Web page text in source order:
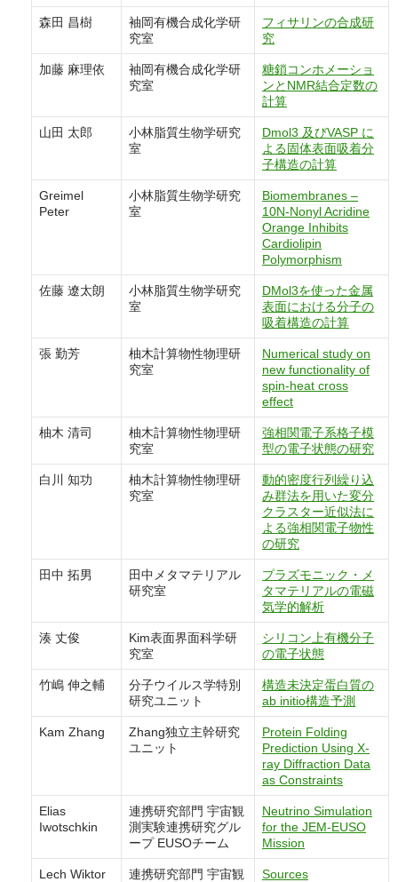
森田 昌樹
袖岡有機合成化学研
究室
フィサリンの合成研
究
加藤 麻理依
袖岡有機合成化学研
究室
糖鎖コンホメーショ
ンとNMR結合定数の
計算
山田 太郎
小林脂質生物学研究
室
Dmol3 及びVASP に
よる固体表面吸着分
子構造の計算
Greimel
Peter
小林脂質生物学研究
室
Biomembranes –
10N-Nonyl Acridine
Orange Inhibits
Cardiolipin
Polymorphism
佐藤 遼太朗
小林脂質生物学研究
室
DMol3を使った金属
表面における分子の
吸着構造の計算
張 勤芳
柚木計算物性物理研
究室
Numerical study on
new functionality of
spin-heat cross
effect
柚木 清司
柚木計算物性物理研
究室
強相関電子系格子模
型の電子状態の研究
白川 知功
柚木計算物性物理研
究室
動的密度行列繰り込
み群法を用いた変分
クラスター近似法に
よる強相関電子物性
の研究
田中 拓男
田中メタマテリアル
研究室
プラズモニック・メ
タマテリアルの電磁
気学的解析
湊 丈俊
Kim表面界面科学研
究室
シリコン上有機分子
の電子状態
竹嶋 伸之輔
分子ウイルス学特別
研究ユニット
構造未決定蛋白質の
ab initio構造予測
Kam Zhang
Zhang独立主幹研究
ユニット
Protein Folding
Prediction Using X-
ray Diffraction Data
as Constraints
Elias
Iwotschkin
連携研究部門 宇宙観
測実験連携研究グル
ープ EUSOチーム
Neutrino Simulation
for the JEM-EUSO
Mission
Lech Wiktor
連携研究部門 宇宙観
Sources